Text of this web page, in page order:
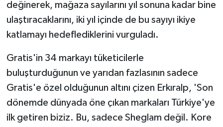
değinerek, mağaza sayılarını yıl sonuna kadar bine
ulaştıracaklarını, iki yıl içinde de bu sayıyı ikiye
katlamayı hedeflediklerini vurguladı.
Gratis'in 34 markayı tüketicilerle
buluşturduğunun ve yarıdan fazlasının sadece
Gratis'e özel olduğunun altını çizen Erkıralp, 'Son
dönemde dünyada öne çıkan markaları Türkiye'ye
ilk getiren biziz. Bu, sadece Sheglam değil. Kore